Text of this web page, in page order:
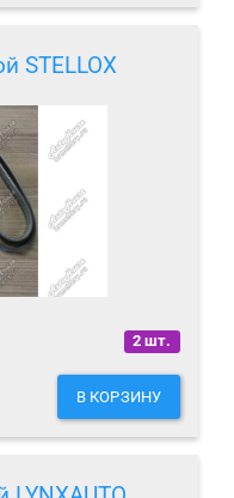
STELLOX
2 шт.
В КОРЗИНУ